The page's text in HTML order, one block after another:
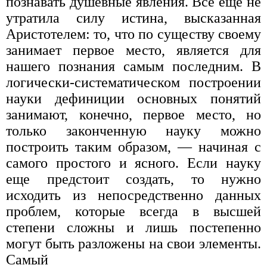
утратила силу истина, высказанная
Аристотелем: то, что по существу своему
занимает первое место, является для
нашего познания самым последним. В
логически-систематическом построении
науки дефиниции основных понятий
занимают, конечно, первое место, но
только законченную науку можно
построить таким образом, — начиная с
самого простого и ясного. Если науку
еще предстоит создать, то нужно
исходить из непосредственно данных
проблем, которые всегда в высшей
степени сложны и лишь постепенно
могут быть разложены на свои элементы.
Самый